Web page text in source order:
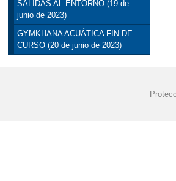
SALIDAS AL ENTORNO (19 de
junio de 2023)
GYMKHANA ACUÁTICA FIN DE
CURSO (20 de junio de 2023)